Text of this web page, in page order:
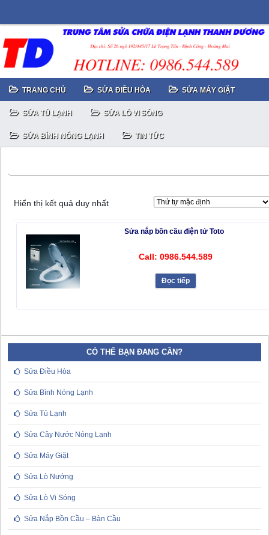
TRANG CHỦ SỬA ĐIỀU HÒA SỬA MÁY GIẶT
SỬA TỦ LẠNH SỬA LÒ VI SÓNG
SỬA BÌNH NÓNG LẠNH TIN TỨC
Hiển thị kết quả duy nhất
Sửa nắp bồn cầu điện tử Toto
Call: 0986.544.589
Đọc tiếp
CÓ THỂ BẠN ĐANG CẦN?
Sửa Điều Hòa
Sửa Bình Nóng Lạnh
Sửa Tủ Lạnh
Sửa Cây Nước Nóng Lạnh
Sửa Máy Giặt
Sửa Lò Nướng
Sửa Lò Vi Sóng
Sửa Nắp Bồn Cầu – Bàn Cầu